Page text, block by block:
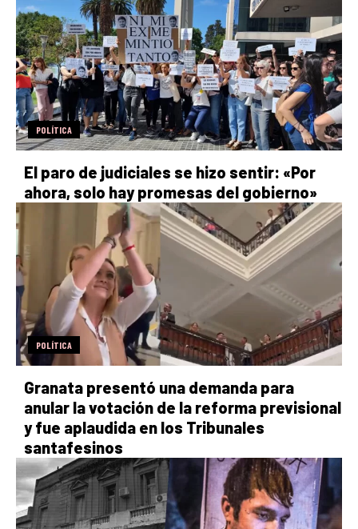
POLÍTICA
El paro de judiciales se hizo sentir: «Por
ahora, solo hay promesas del gobierno»
POLÍTICA
Granata presentó una demanda para
anular la votación de la reforma previsional
y fue aplaudida en los Tribunales
santafesinos